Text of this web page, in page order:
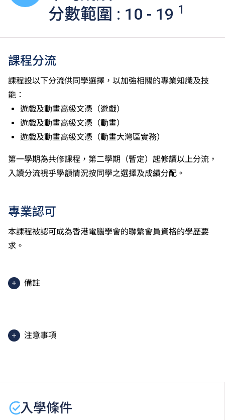
分數範圍 : 10 - 19 1
課程分流
課程設以下分流供同學選擇，以加強相關的專業知識及技
能：
遊戲及動畫高級文憑（遊戲）
遊戲及動畫高級文憑（動畫）
遊戲及動畫高級文憑（動畫大灣區實務）
第一學期為共修課程，第二學期（暫定）起修讀以上分流，
入讀分流視乎學額情況按同學之選擇及成績分配。
專業認可
本課程被認可成為香港電腦學會的聯繫會員資格的學歷要
求。
備註
數。分數只供參考。（分數對應為：5**=7分；5*=6
分；5=5分；4=4分；3=3分；2=2分；1=1分）
注意事項
學生或須於其他VTC院校上課。VTC可因應情況取消任
分校／上課地點。
入學條件